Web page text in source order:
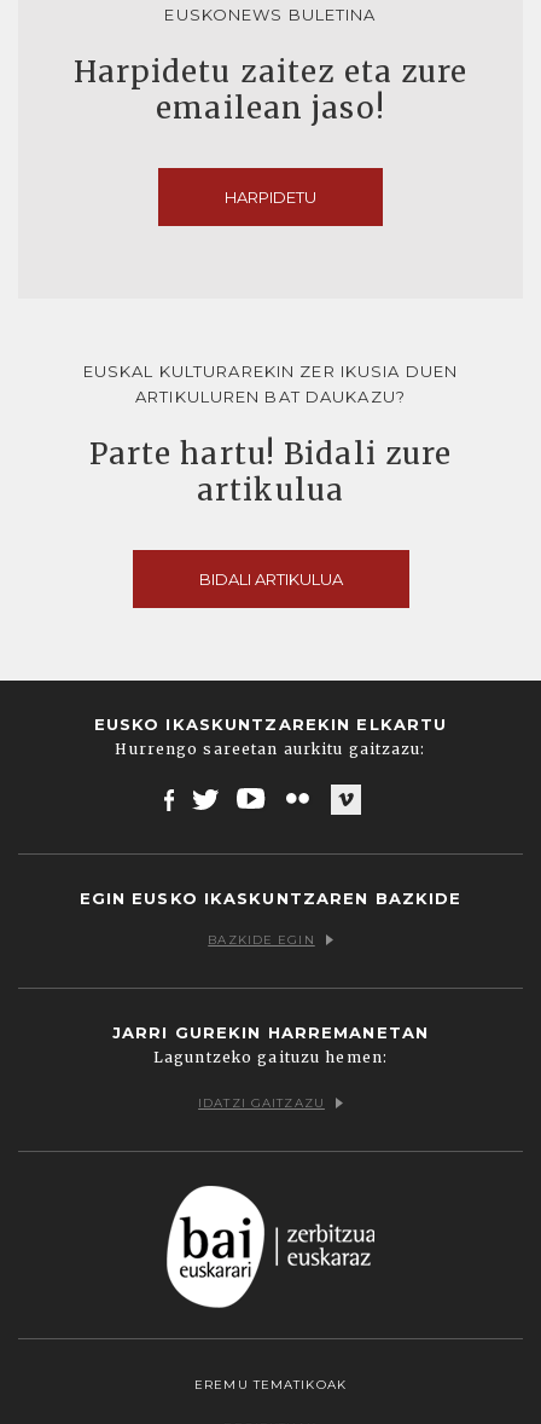
EUSKONEWS BULETINA
Harpidetu zaitez eta zure
emailean jaso!
HARPIDETU
EUSKAL KULTURAREKIN ZER IKUSIA DUEN
ARTIKULUREN BAT DAUKAZU?
Parte hartu! Bidali zure
artikulua
BIDALI ARTIKULUA
EUSKO IKASKUNTZAREKIN ELKARTU
Hurrengo sareetan aurkitu gaitzazu:
EGIN EUSKO IKASKUNTZAREN BAZKIDE
BAZKIDE EGIN
JARRI GUREKIN HARREMANETAN
Laguntzeko gaituzu hemen:
IDATZI GAITZAZU
EREMU TEMATIKOAK